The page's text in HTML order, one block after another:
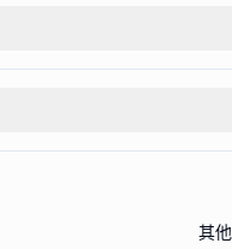
其他